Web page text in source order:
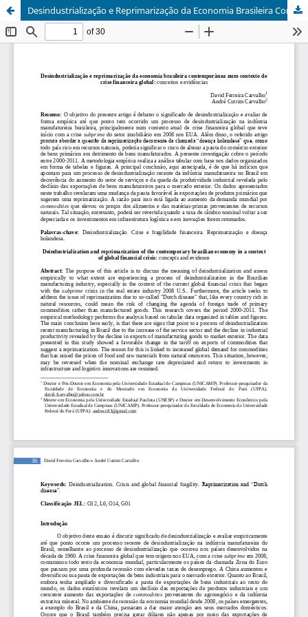
Desindustrialização e Reprimarização da Economia Brasileira Contemporânea num Contexto de Crise Financeira Global: Conceitos e Evidências